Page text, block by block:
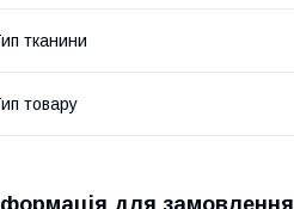
тканини
товару
для замовлення